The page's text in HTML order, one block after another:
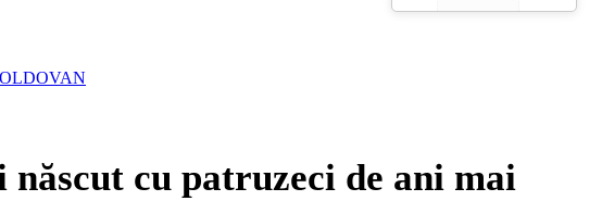
cu patruzeci de ani mai